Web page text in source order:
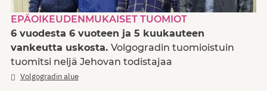
EPÄOIKEUDENMUKAISET TUOMIOT
6 vuodesta 6 vuoteen ja 5 kuukauteen
vankeutta uskosta. Volgogradin tuomioistuin
tuomitsi neljä Jehovan todistajaa
Volgogradin alue